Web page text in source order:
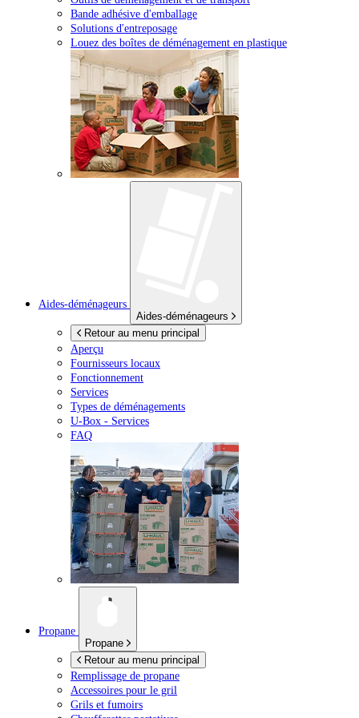
Bande adhésive d'emballage
Solutions d'entreposage
Louez des boîtes de déménagement en plastique
Aides-déménageurs
Aides-déménageurs
Retour au menu principal
Aperçu
Fournisseurs locaux
Fonctionnement
Services
Types de déménagements
U-Box - Services
FAQ
Propane
Propane
Retour au menu principal
Remplissage de propane
Accessoires pour le gril
Grils et fumoirs